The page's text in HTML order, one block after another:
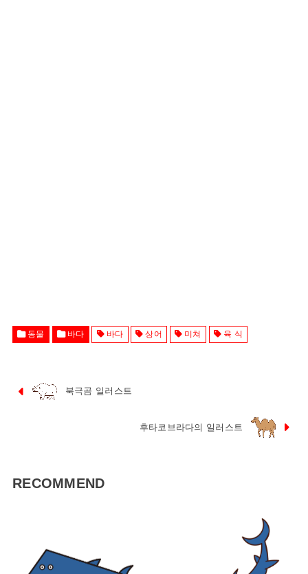
동물 바다 바다 상어 미쳐 육 식
북극곰 일러스트
후타코브라다의 일러스트
RECOMMEND